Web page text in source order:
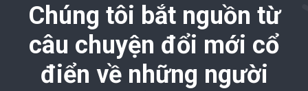
Chúng tôi bắt nguồn từ
câu chuyện đổi mới cổ
điển về những người